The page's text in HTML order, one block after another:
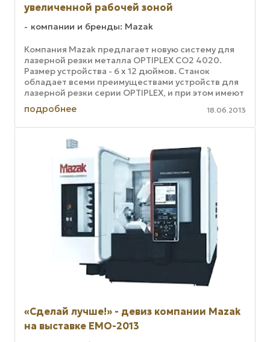
увеличенной рабочей зоной
компании и бренды: Mazak
Компания Mazak предлагает новую систему для
лазерной резки металла OPTIPLEX CO2 4020.
Размер устройства - 6 х 12 дюймов. Станок
обладает всеми преимуществами устройств для
лазерной резки серии OPTIPLEX, и при этом имеют
увеличенную рабочую зону, что ...
подробнее 18.06.2013
«Сделай лучше!» - девиз компании Mazak
на выставке EMO-2013